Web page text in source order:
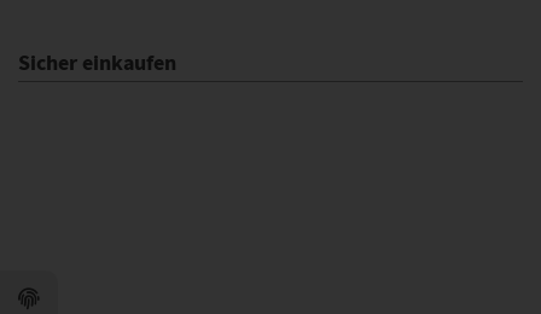
Sicher einkaufen